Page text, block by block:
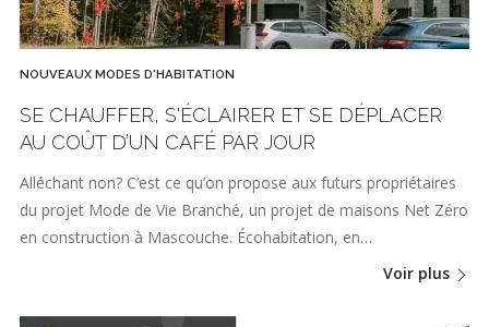
NOUVEAUX MODES D'HABITATION
SE CHAUFFER, S'ÉCLAIRER ET SE DÉPLACER
AU COÛT D’UN CAFÉ PAR JOUR
Alléchant non? C’est ce qu’on propose aux futurs propriétaires
du projet Mode de Vie Branché, un projet de maisons Net Zéro
en construction à Mascouche. Écohabitation, en…
Voir plus